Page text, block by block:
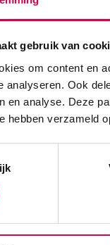
gebruik van
om content en
analyseren. Ook
en analyse. Deze
hebben verzameld
hout, 18cm (100)”
te plaatsen.
met